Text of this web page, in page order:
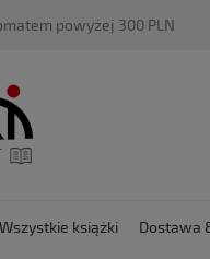
powyżej 300 PLN
Wszystkie książki Dostawa